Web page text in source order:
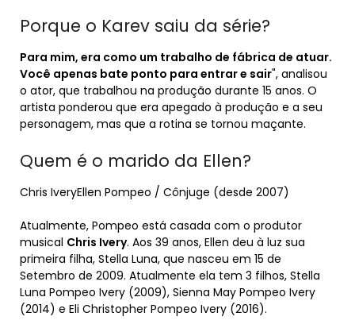
Porque o Karev saiu da série?
Para mim, era como um trabalho de fábrica de atuar.
Você apenas bate ponto para entrar e sair", analisou
o ator, que trabalhou na produção durante 15 anos. O
artista ponderou que era apegado à produção e a seu
personagem, mas que a rotina se tornou maçante.
Quem é o marido da Ellen?
Chris IveryEllen Pompeo / Cônjuge (desde 2007)
Atualmente, Pompeo está casada com o produtor
musical Chris Ivery. Aos 39 anos, Ellen deu à luz sua
primeira filha, Stella Luna, que nasceu em 15 de
Setembro de 2009. Atualmente ela tem 3 filhos, Stella
Luna Pompeo Ivery (2009), Sienna May Pompeo Ivery
(2014) e Eli Christopher Pompeo Ivery (2016).